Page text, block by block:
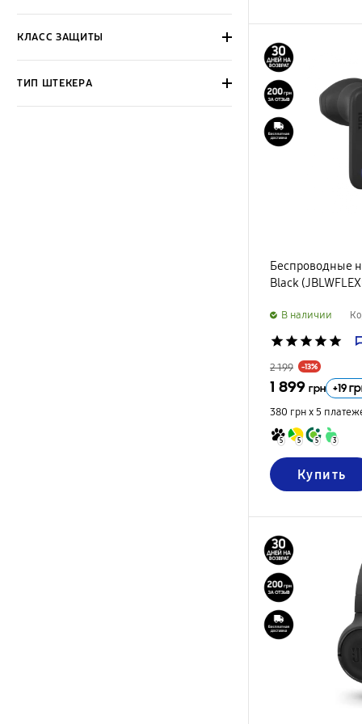
КЛАСС ЗАЩИТЫ
ТИП ШТЕКЕРА
Беспроводные
Black
B наличии
star star star star star
2 199 -13%
1 899 грн +19
380 грн х 5
5 5 5 3
Купить